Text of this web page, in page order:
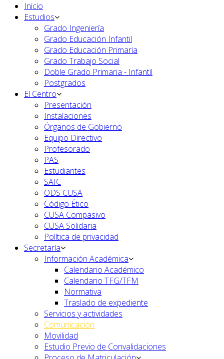
Inicio
Estudios
Grado Ingeniería
Grado Educación Infantil
Grado Educación Primaria
Grado Trabajo Social
Doble Grado Primaria - Infantil
Postgrados
El Centro
Presentación
Instalaciones
Órganos de Gobierno
Equipo Directivo
Profesorado
PAS
Estudiantes
SAIC
ODS CUSA
Código Ético
CUSA Compasivo
CUSA Solidaria
Política de privacidad
Secretaría
Información Académica
Calendario Académico
Calendario TFG/TFM
Normativa
Traslado de expediente
Servicios y actividades
Comunicación
Movilidad
Estudio Previo de Convalidaciones